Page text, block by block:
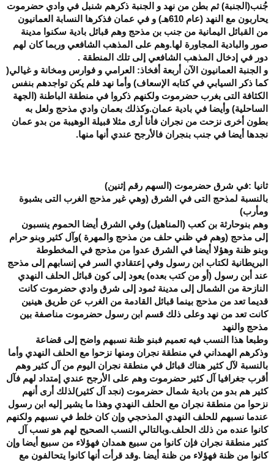
جُنب(الجنبة) ثم بطن من نهد و الجنبة ذكرهم شنبل في وادي حضرموت
يحاربون مع النهد (عام 610هـ) و في عمان فذكرها النسابة العمانيون
من القبائل اليمانية من جنب بن مذحج وهم قبائل بادية سكنوا مدينة
صور والبادية المجاورة لها.وهم على المذهب الشافعي وربما كان لهم
دور في إدخال المذهب الشافعي إلى تلك المنطقة .
و الجنبة العمانيون الآن أربعة أفخاذ: العرامي و فوارس ومخانة و غيالي(
كما ذكر السيابي في كتابه الإسعاف) وأما نهد فلم يكن تواجدهم بنفس
الكثافة التى بغرب حضرموت ولكنهم ذكروا في منطقة الباطنة (الجهة
الساحلية) وأيضا في بادية عمان.وكذلك بعمان وادي مذحج ولعل به
بطون أخرى نزحت من نجران فأنا أرى مثلا قبيلة الوهيبة من بدو عمان
نجدها أيضا في جنب بنجران فالأرجح عندي أنها منها.
ثانيا :في شرق حضرموت (السهم رقم إثنين)
بالنسبة لمذحج التى في الشرق (وهي غير مذحج الغرب التى بشبوة
ومأرب)
وهم بنوحارثة بن كعب (المناهيل) وفي الشرق أيضا الحموم ينسبون
إلى مذحج (وهم في ظني حلف من مذحج والمهرة )وآل كثير وبنو حرام
وبنو ظنة وهؤلا أيضا في الشرق عدوا من مذحج في المخطوطة
البريطانية لكتاب ابن رسول وفي إعتقادي السر في إنسابهم إلى مذحج
عند أبن رسول (أو من كتب بعده) يعود إلى كون قبائل الحلف النهدي
النازحة من الشمال إلى مدينة ثمود إلى شرق وادي حضرموت كانت
قديما تعد من مذحج بينما قبائل القادمة من الغرب عن طريق هينين
كانت تعد من نهد وعلى ذلك قسم ابن رسول حضرموت مناصفة بين
مذحج والنهد
وطبعا هذا النسب فيه تعميم فبنو ظنة نسبهم واضح إلى قضاعة
وذكرهم الهمداني في منطقة نجران ومنها نزحوا مع الحلف النهدي وأما
بالنسبة لآل كثير هناك قبائل في منطقة نجران اليوم من آل كثير وهم
أقرب جغرافيا آل كثير حضرموت وهم على الأرجح عندي إمتداد لهم فآل
كثير هم بدو من بادية شمال حضرموت (نجد آل كثير)لذلك أرى أنهم
نزحوا من منطقة نجران مع الحلف النهدي وهذا ما يشير إليه ابن رسول
عندما نسبهم للحلف النهدي المذحجي وإن كان خلط في نسبهم ولكنهم
كانوا عنده من ذلك الحلف.وبالتالي النسب الصحيح لهم هو نسب آل
كثير منطقة نجران فإن كانوا من سبيع همدان فهؤلاء من سبيع أيضا وإن
كانوا من ظنة فهؤلاء من ظنة أيضا .وقد قرأت أنها كانوا يتحالفون مع